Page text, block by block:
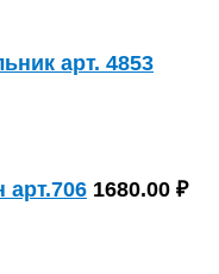
арт. 4853
1680.00 ₽